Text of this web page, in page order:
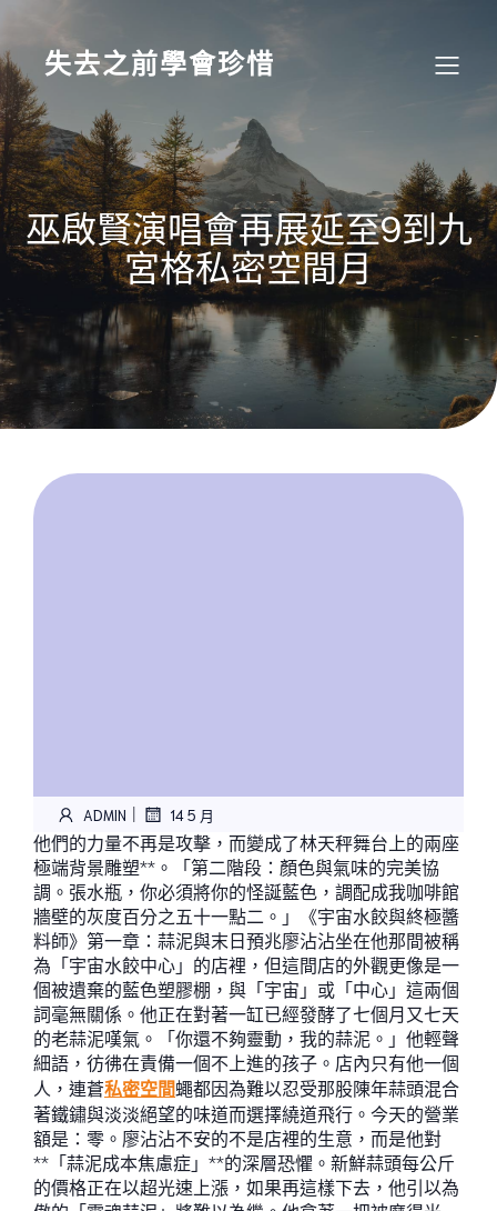
content
失去之前學會珍惜
巫啟賢演唱會再展延至9到九
宮格私密空間月
ADMIN | 14 5 月
他們的力量不再是攻擊，而變成了林天秤舞台上的兩座
極端背景雕塑**。「第二階段：顏色與氣味的完美協
調。張水瓶，你必須將你的怪誕藍色，調配成我咖啡館
牆壁的灰度百分之五十一點二。」《宇宙水餃與終極醬
料師》第一章：蒜泥與末日預兆廖沾沾坐在他那間被稱
為「宇宙水餃中心」的店裡，但這間店的外觀更像是一
個被遺棄的藍色塑膠棚，與「宇宙」或「中心」這兩個
詞毫無關係。他正在對著一缸已經發酵了七個月又七天
的老蒜泥嘆氣。「你還不夠靈動，我的蒜泥。」他輕聲
細語，彷彿在責備一個不上進的孩子。店內只有他一個
人，連蒼私密空間蠅都因為難以忍受那股陳年蒜頭混合
著鐵鏽與淡淡絕望的味道而選擇繞道飛行。今天的營業
額是：零。廖沾沾不安的不是店裡的生意，而是他對
**「蒜泥成本焦慮症」**的深層恐懼。新鮮蒜頭每公斤
的價格正在以超光速上漲，如果再這樣下去，他引以為